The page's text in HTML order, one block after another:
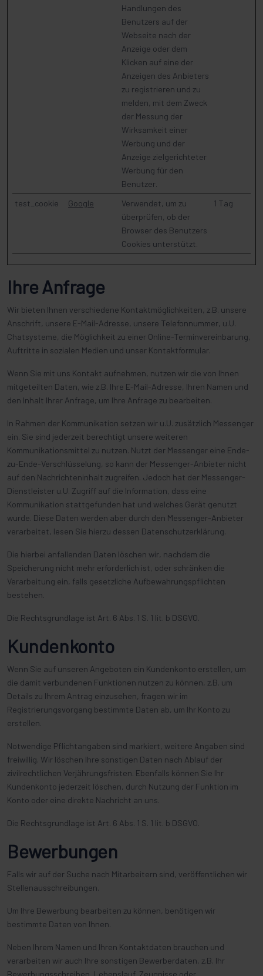
Handlungen des
Benutzers auf der
Webseite nach der
Anzeige oder dem
Klicken auf eine der
Anzeigen des Anbieters
zu registrieren und zu
melden, mit dem Zweck
der Messung der
Wirksamkeit einer
Werbung und der
Anzeige zielgerichteter
Werbung für den
Benutzer.
test_cookie Google
Verwendet, um zu
überprüfen, ob der
Browser des Benutzers
Cookies unterstützt.
1 Tag
Ihre Anfrage
Wir bieten Ihnen verschiedene Kontaktmöglichkeiten, z.B. unsere
Anschrift, unsere E-Mail-Adresse, unsere Telefonnummer, u.U.
Chatsysteme, die Möglichkeit zu einer Online-Terminvereinbarung,
Auftritte in sozialen Medien und unser Kontaktformular.
Wenn Sie mit uns Kontakt aufnehmen, nutzen wir die von Ihnen
mitgeteilten Daten, wie z.B. Ihre E-Mail-Adresse, Ihren Namen und
den Inhalt Ihrer Anfrage, um Ihre Anfrage zu bearbeiten.
In Rahmen der Kommunikation setzen wir u.U. zusätzlich Messenger
ein. Sie sind jederzeit berechtigt unsere weiteren
Kommunikationsmittel zu nutzen. Nutzt der Messenger eine Ende-
zu-Ende-Verschlüsselung, so kann der Messenger-Anbieter nicht
auf den Nachrichteninhalt zugreifen. Jedoch hat der Messenger-
Dienstleister u.U. Zugriff auf die Information, dass eine
Kommunikation stattgefunden hat und welches Gerät genutzt
wurde. Diese Daten werden aber durch den Messenger-Anbieter
verarbeitet, lesen Sie hierzu dessen Datenschutzerklärung.
Die hierbei anfallenden Daten löschen wir, nachdem die
Speicherung nicht mehr erforderlich ist, oder schränken die
Verarbeitung ein, falls gesetzliche Aufbewahrungspflichten
bestehen.
Die Rechtsgrundlage ist Art. 6 Abs. 1 S. 1 lit. b DSGVO.
Kundenkonto
Wenn Sie auf unseren Angeboten ein Kundenkonto erstellen, um
die damit verbundenen Funktionen nutzen zu können, z.B. um
Details zu Ihrem Antrag einzusehen, fragen wir im
Registrierungsvorgang bestimmte Daten ab, um Ihr Konto zu
erstellen.
Notwendige Pflichtangaben sind markiert, weitere Angaben sind
freiwillig. Wir löschen Ihre sonstigen Daten nach Ablauf der
zivilrechtlichen Verjährungsfristen. Ebenfalls können Sie Ihr
Kundenkonto jederzeit löschen, durch Nutzung der Funktion im
Konto oder eine direkte Nachricht an uns.
Die Rechtsgrundlage ist Art. 6 Abs. 1 S. 1 lit. b DSGVO.
Bewerbungen
Falls wir auf der Suche nach Mitarbeitern sind, veröffentlichen wir
Stellenausschreibungen.
Um Ihre Bewerbung bearbeiten zu können, benötigen wir
bestimmte Daten von Ihnen.
Neben Ihrem Namen und Ihren Kontaktdaten brauchen und
verarbeiten wir auch Ihre sonstigen Bewerberdaten, z.B. Ihr
Bewerbungsschreiben, Lebenslauf, Zeugnisse oder